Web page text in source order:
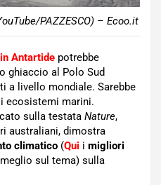
PAZZESCO) – Ecoo.it
Antartide potrebbe
ghiaccio al Polo Sud
a livello mondiale. Sarebbe
ecosistemi marini.
sulla testata Nature,
australiani, dimostra
climatico (Qui i migliori
sul tema) sulla